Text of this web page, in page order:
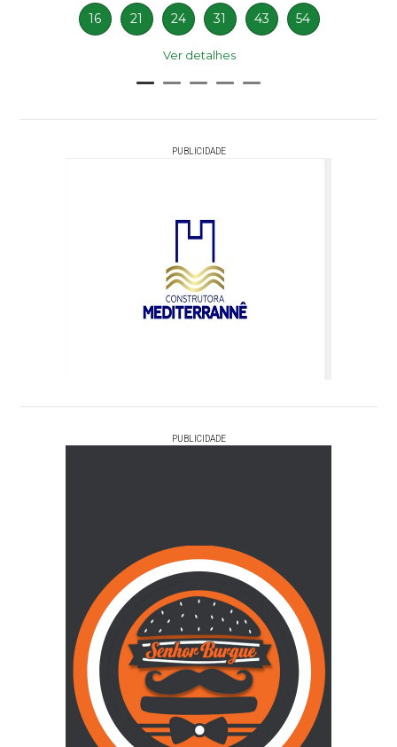
16 21 24 31 43 54
Ver detalhes
PUBLICIDADE
PUBLICIDADE